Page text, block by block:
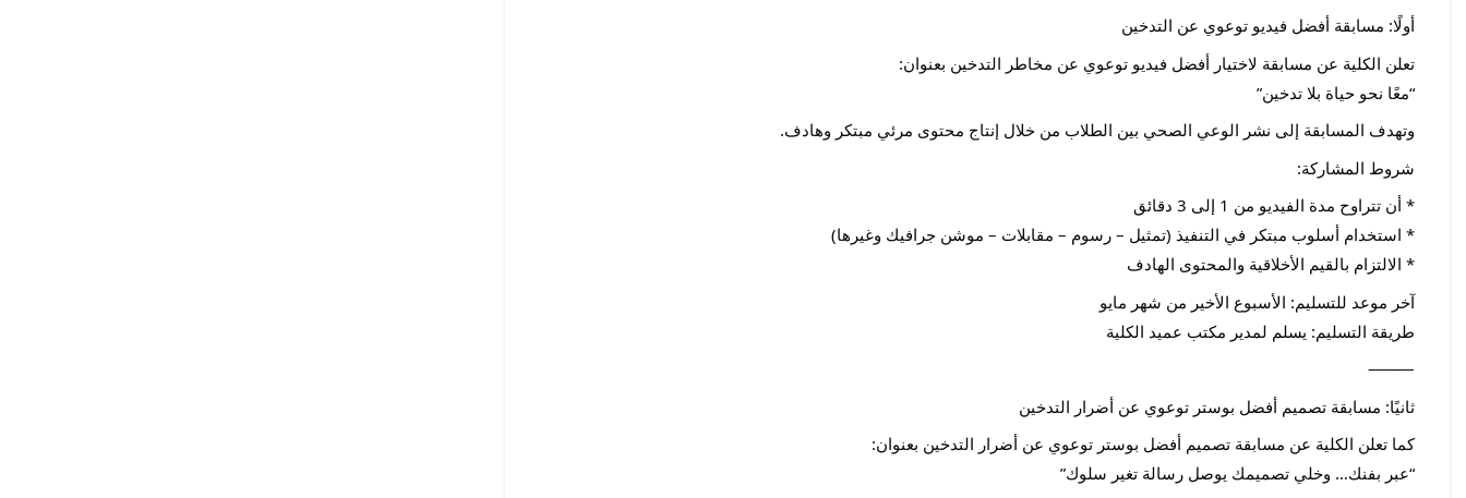
أولًا: مسابقة أفضل فيديو توعوي عن التدخين
تعلن الكلية عن مسابقة لاختيار أفضل فيديو توعوي عن مخاطر التدخين بعنوان:
“معًا نحو حياة بلا تدخين”
وتهدف المسابقة إلى نشر الوعي الصحي بين الطلاب من خلال إنتاج محتوى مرئي مبتكر وهادف.
شروط المشاركة:
* أن تتراوح مدة الفيديو من 1 إلى 3 دقائق
* استخدام أسلوب مبتكر في التنفيذ (تمثيل – رسوم – مقابلات – موشن جرافيك وغيرها)
* الالتزام بالقيم الأخلاقية والمحتوى الهادف
آخر موعد للتسليم: الأسبوع الأخير من شهر مايو
طريقة التسليم: يسلم لمدير مكتب عميد الكلية
⸻
ثانيًا: مسابقة تصميم أفضل بوستر توعوي عن أضرار التدخين
كما تعلن الكلية عن مسابقة تصميم أفضل بوستر توعوي عن أضرار التدخين بعنوان:
“عبر بفنك… وخلي تصميمك يوصل رسالة تغير سلوك”